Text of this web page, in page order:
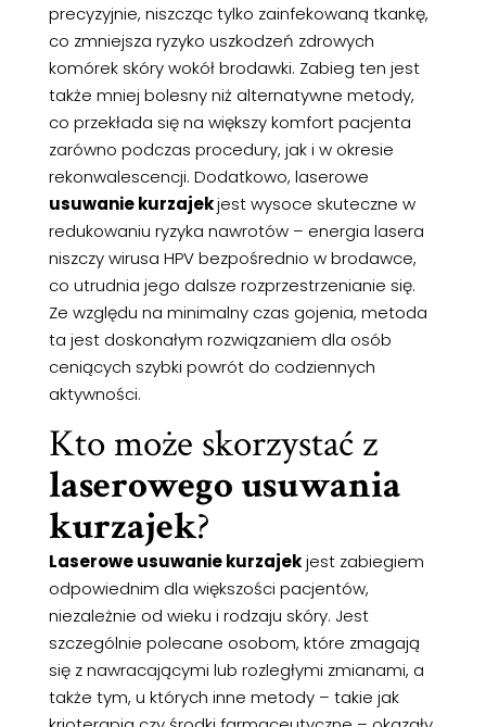
precyzyjnie, niszcząc tylko zainfekowaną tkankę,
co zmniejsza ryzyko uszkodzeń zdrowych
komórek skóry wokół brodawki. Zabieg ten jest
także mniej bolesny niż alternatywne metody,
co przekłada się na większy komfort pacjenta
zarówno podczas procedury, jak i w okresie
rekonwalescencji. Dodatkowo, laserowe
usuwanie kurzajekjest wysoce skuteczne w
redukowaniu ryzyka nawrotów – energia lasera
niszczy wirusa HPV bezpośrednio w brodawce,
co utrudnia jego dalsze rozprzestrzenianie się.
Ze względu na minimalny czas gojenia, metoda
ta jest doskonałym rozwiązaniem dla osób
ceniących szybki powrót do codziennych
aktywności.
Kto może skorzystać z
laserowego usuwania
kurzajek?
Laserowe usuwanie kurzajekjest zabiegiem
odpowiednim dla większości pacjentów,
niezależnie od wieku i rodzaju skóry. Jest
szczególnie polecane osobom, które zmagają
się z nawracającymi lub rozległymi zmianami, a
także tym, u których inne metody – takie jak